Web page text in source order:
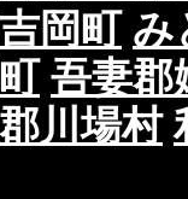
岡町 み
吾妻郡
川場村